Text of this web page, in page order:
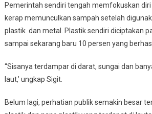
Pemerintah sendiri tengah memfokuskan
kerap memunculkan sampah setelah
plastik dan metal. Plastik sendiri diciptakan
sampai sekarang baru 10 persen yang
“Sisanya terdampar di darat, sungai dan
laut,’ ungkap Sigit.
Belum lagi, perhatian publik semakin besar